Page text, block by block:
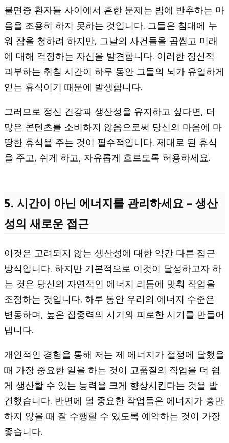
불면증 환자들 사이에서 흔한 문제는 밤에 반추하는 마
음을 조용히 하지 못하는 것입니다. 그들은 침대에 누
워 잠을 청하려 하지만, 그날의 사건들을 곱씹고 미래
에 대해 걱정하는 자신을 발견합니다. 이러한 정신적
과부하는 취침 시간이 하루 동안 그들의 뇌가 유일하게
얻는 휴식이기 때문에 발생합니다.
그러므로 정신 건강과 생산성을 유지하고 싶다면, 더
많은 콘텐츠를 소비하지 않음으로써 당신의 마음에 마
땅한 휴식을 주는 것이 필수적입니다. 제대로 된 휴식
을 주고, 쉬게 하고, 자유롭게 흐르도록 허용하세요.
5. 시간이 아닌 에너지를 관리하세요 – 생산
성의 새로운 접근
이것은 고려되지 않는 생산성에 대한 약간 다른 접근
방식입니다. 하지만 기본적으로 이것이 달성하고자 하
는 것은 당신의 자연적인 에너지 리듬에 맞춰 작업을
조정하는 것입니다. 하루 동안 우리의 에너지 수준은
변동하며, 높은 집중력의 시기와 피로한 시기를 만들어
냅니다.
개인적인 경험을 통해 저는 제 에너지가 절정에 달했을
때 가장 중요한 일을 하는 것이 고품질의 작업을 더 쉽
게 생산할 수 있는 능력을 크게 향상시킨다는 것을 발
견했습니다. 반면에 덜 중요한 작업들은 에너지가 충만
하지 않을 때 잘 수행할 수 있도록 예약하는 것이 가장
좋습니다.